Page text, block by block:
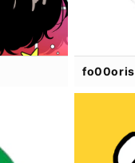
fo00oris